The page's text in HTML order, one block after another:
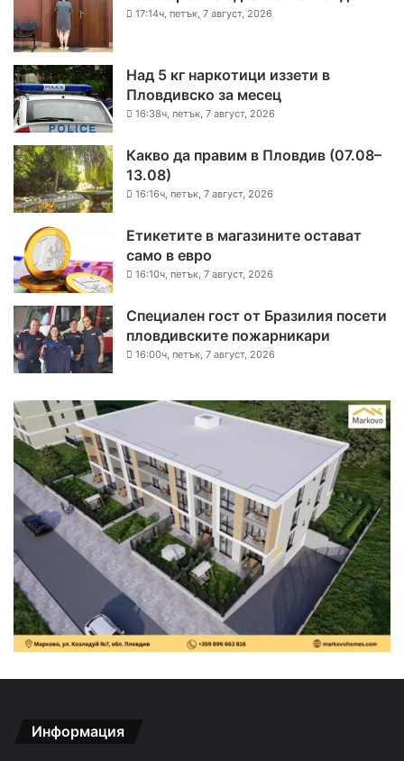
17:14ч, петък, 7 август, 2026
Над 5 кг наркотици иззети в
Пловдивско за месец
16:38ч, петък, 7 август, 2026
Какво да правим в Пловдив (07.08–
13.08)
16:16ч, петък, 7 август, 2026
Етикетите в магазините остават
само в евро
16:10ч, петък, 7 август, 2026
Специален гост от Бразилия посети
пловдивските пожарникари
16:00ч, петък, 7 август, 2026
Информация